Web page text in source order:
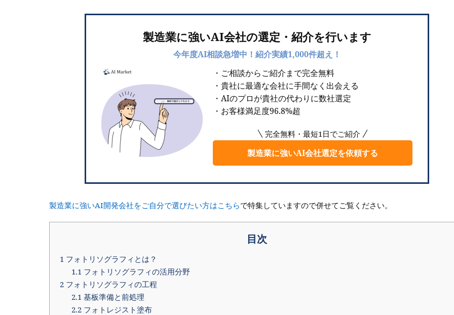
製造業に強いAI会社の選定・紹介を行います
今年度AI相談急増中！紹介実績1,000件超え！
・ご相談からご紹介まで完全無料
・貴社に最適な会社に手間なく出会える
・AIのプロが貴社の代わりに数社選定
・お客様満足度96.8%超
完全無料・最短1日でご紹介
製造業に強いAI会社選定を依頼する
製造業に強いAI開発会社をご自分で選びたい方はこちらで特集していますので併せてご覧ください。
目次
1 フォトリソグラフィとは？
1.1 フォトリソグラフィの活用分野
2 フォトリソグラフィの工程
2.1 基板準備と前処理
2.2フォトレジスト塗布